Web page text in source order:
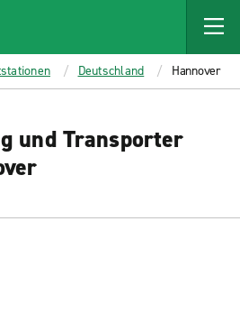
Deutschland Hannover
und Transporter